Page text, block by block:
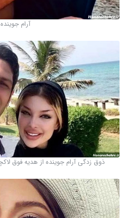
آرام جوینده
ذوق زدگی آرام جوینده از هدیه فوق